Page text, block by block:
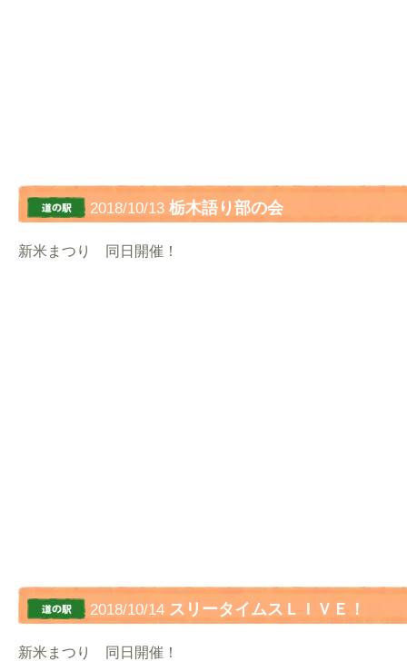
2018/10/13 栃木語り部の会
新米まつり 同日開催！
2018/10/14 スリータイムスＬＩＶＥ！
新米まつり 同日開催！